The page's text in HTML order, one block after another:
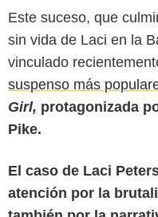
Este suceso, que
sin vida de Laci en la
vinculado
suspenso más
Girl, protagonizada
Pike.
El caso de Laci
atención por la